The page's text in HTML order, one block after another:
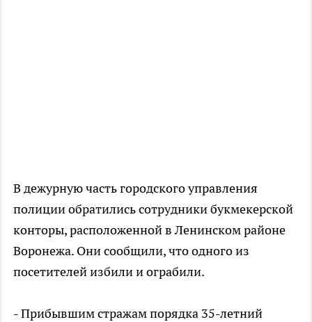
В дежурную часть городского управления
полиции обратились сотрудники букмекерской
конторы, расположенной в Ленинском районе
Воронежа. Они сообщили, что одного из
посетителей избили и ограбили.
- Прибывшим стражам порядка 35-летний